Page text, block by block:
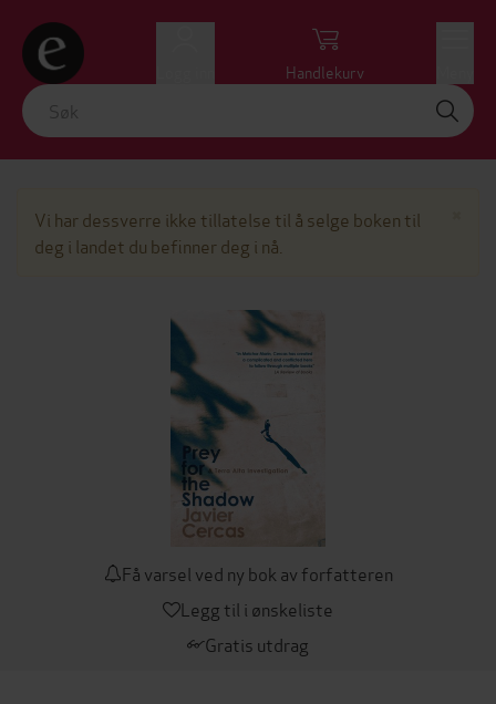
Handlekurv
Vi har dessverre ikke tillatelse til å selge boken til
deg i landet du befinner deg i nå.
Få varsel ved ny bok av forfatteren
Legg til i ønskeliste
Gratis utdrag